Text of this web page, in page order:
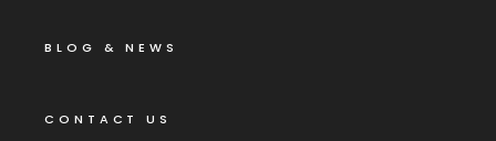
BLOG & NEWS
CONTACT US